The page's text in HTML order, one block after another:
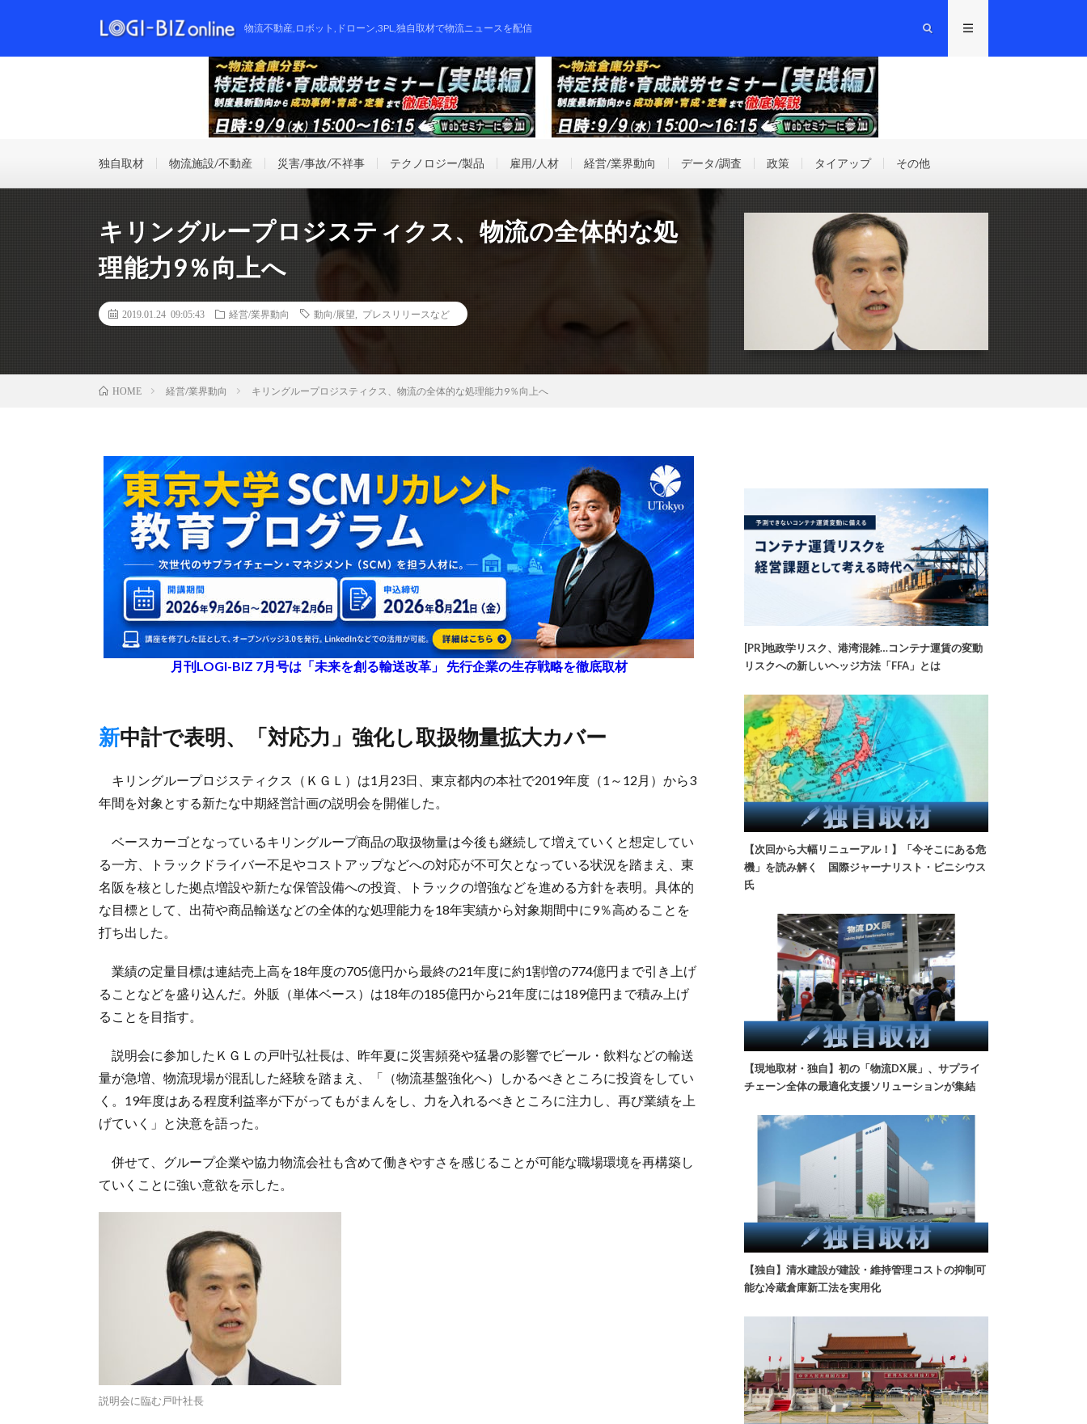
物流不動産,ロボット,ドローン,3PL,独自取材で物流ニュースを配信
独自取材 物流施設/不動産 災害/事故/不祥事 テクノロジー/製品 雇用/人材 経営/業界動向 データ/調査 政策 タイアップ その他
キリングループロジスティクス、物流の全体的な処
理能力9％向上へ
2019.01.24 09:05:43 経営/業界動向 動向/展望 プレスリリースなど
HOME 経営/業界動向 キリングループロジスティクス、物流の全体的な処理能力9％向上へ
月刊LOGI-BIZ 7月号は「未来を創る輸送改革」 先行企業の生存戦略を徹底取材
新中計で表明、「対応力」強化し取扱物量拡大カバー
キリングループロジスティクス（ＫＧＬ）は1月23日、東京都内の本社で2019年度（1～12月）から3
年間を対象とする新たな中期経営計画の説明会を開催した。
ベースカーゴとなっているキリングループ商品の取扱物量は今後も継続して増えていくと想定してい
る一方、トラックドライバー不足やコストアップなどへの対応が不可欠となっている状況を踏まえ、東
名阪を核とした拠点増設や新たな保管設備への投資、トラックの増強などを進める方針を表明。具体的
な目標として、出荷や商品輸送などの全体的な処理能力を18年実績から対象期間中に9％高めることを
打ち出した。
業績の定量目標は連結売上高を18年度の705億円から最終の21年度に約1割増の774億円まで引き上げ
ることなどを盛り込んだ。外販（単体ベース）は18年の185億円から21年度には189億円まで積み上げ
ることを目指す。
説明会に参加したＫＧＬの戸叶弘社長は、昨年夏に災害頻発や猛暑の影響でビール・飲料などの輸送
量が急増、物流現場が混乱した経験を踏まえ、「（物流基盤強化へ）しかるべきところに投資をしてい
く。19年度はある程度利益率が下がってもがまんをし、力を入れるべきところに注力し、再び業績を上
げていく」と決意を語った。
併せて、グループ企業や協力物流会社も含めて働きやすさを感じることが可能な職場環境を再構築し
ていくことに強い意欲を示した。
説明会に臨む戸叶社長
[PR]地政学リスク、港湾混雑…コンテナ運賃の変動
リスクへの新しいヘッジ方法「FFA」とは
【次回から大幅リニューアル！】「今そこにある危
機」を読み解く 国際ジャーナリスト・ビニシウス
氏
【現地取材・独自】初の「物流DX展」、サプライ
チェーン全体の最適化支援ソリューションが集結
【独自】清水建設が建設・維持管理コストの抑制可
能な冷蔵倉庫新工法を実用化